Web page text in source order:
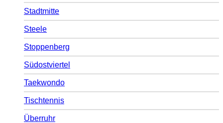
Stadtmitte
Steele
Stoppenberg
Südostviertel
Taekwondo
Tischtennis
Überruhr